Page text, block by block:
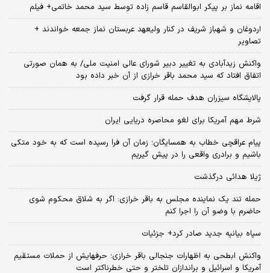
اقامه نماز بر پیکر ابوالقاسم قاسم زاده توسط سید محمد خاتمی+ فیلم
اردوغان و شهباز شریف در کنار ولیعهد عربستان نماز جمعه خواندند +
تصاویر
واکنش زیدآبادی به تغییر دبیر شورای عالی امنیت ملی/ به همان صورتی
اتفاق افتاد که سید محمد باقر خرازی از آن خبر داده بود
پالایشگاه سیزران هدف حمله قرار گرفت
شرط مهم آمریکا برای لغو محاصره دریایی ایران
پیام عراقچی خطاب به همسایگان؛ زمان آن فرا رسیده است که به خود متکی
باشیم و برادری واقعی را در پیش گیریم
ژیلا هدائی درگذشت
حمله تند یک نماینده مجلس به باقر خرازی: اگر به شلاق محکوم شوی
حاضرم با وضو آن را اجرا کنم
سپاه بیانیه جدید صادر کرد+ جزئیات
واکنش ابطحی به اظهارات جنجالی باقر خرازی؛ حرفهایش از حملات مستقیم
آمریکا و اسرائیل و براندازان تلختر و حتی خطرناکتر است